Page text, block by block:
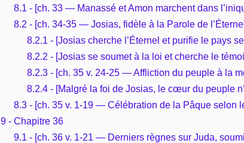
8.1 - [ch. 33 — Manassé et Amon marchent dans
8.2 - [ch. 34-35 — Josias, fidèle à la Parole de
8.2.1 - [Josias cherche l’Éternel et purifie le pays
8.2.2 - [Josias se soumet à la loi et cherche le
8.2.3 - [ch. 35 v. 24-25 — Affliction du peuple à la
8.2.4 - [Malgré la foi de Josias, le cœur du peuple
8.3 - [ch. 35 v. 1-19 — Célébration de la Pâque selon
9 - Chapitre 36
9.1 - [ch. 36 v. 1-21 — Derniers règnes sur Juda,